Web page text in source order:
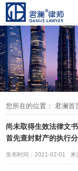
您所在的位置： 君澜首
尚未取得生效法律文
首先查封财产的执行
发布时间：2021-02-01 来